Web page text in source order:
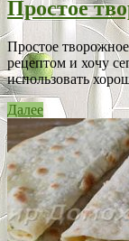
Простое
Простое
рецептом и хочу
использовать
Далее